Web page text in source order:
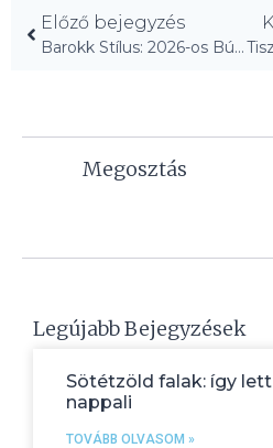
Előző bejegyzés
Barokk Stílus: 2026-os Bútortrendek, Arany Részletekkel!
Megosztás
Legújabb Bejegyzések
Sötétzöld falak: így
nappali
TOVÁBB OLVASOM »